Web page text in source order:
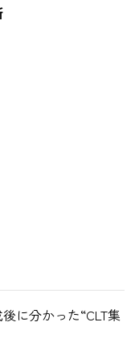
に分かった“CLT集